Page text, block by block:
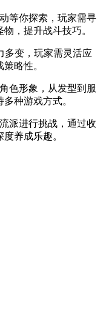
等你探索，玩家需寻
，提升战斗技巧。
多变，玩家需灵活应
略性。
色形象，从发型到服
种游戏方式。
派进行挑战，通过收
养成乐趣。